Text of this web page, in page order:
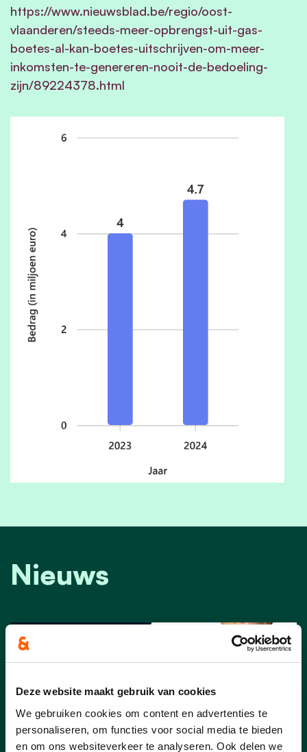
Deze website maakt gebruik van cookies
We gebruiken cookies om content en advertenties te
personaliseren, om functies voor social media te bieden
en om ons websiteverkeer te analyseren. Ook delen we
https://www.nieuwsblad.be/regio/oost-
vlaanderen/steeds-meer-opbrengst-uit-gas-
boetes-al-kan-boetes-uitschrijven-om-meer-
inkomsten-te-genereren-nooit-de-bedoeling-
zijn/89224378.html
Nieuws